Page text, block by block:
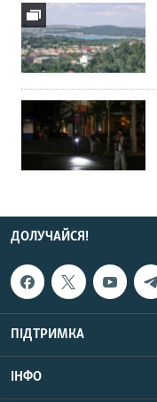
ДОЛУЧАЙСЯ!
ПІДТРИМКА
ІНФО